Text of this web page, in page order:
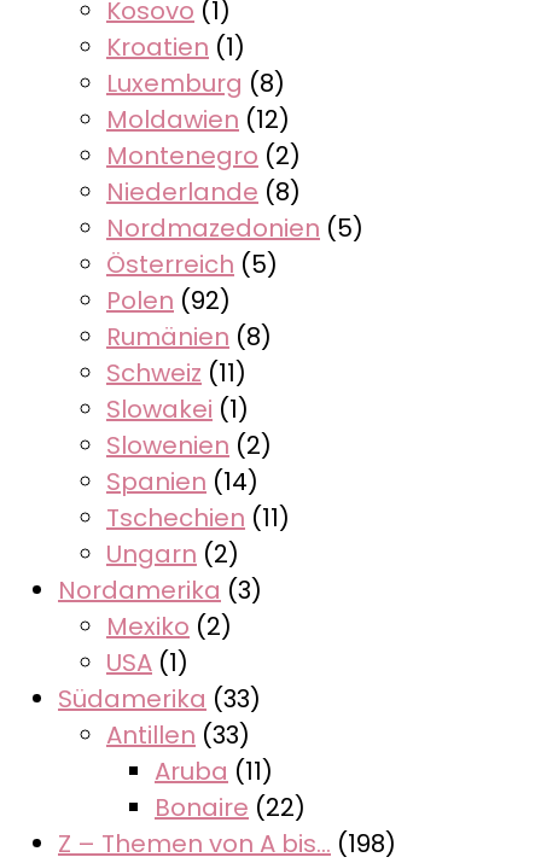
Kosovo (1)
Kroatien (1)
Luxemburg (8)
Moldawien (12)
Montenegro (2)
Niederlande (8)
Nordmazedonien (5)
Österreich (5)
Polen (92)
Rumänien (8)
Schweiz (11)
Slowakei (1)
Slowenien (2)
Spanien (14)
Tschechien (11)
Ungarn (2)
Nordamerika (3)
Mexiko (2)
USA (1)
Südamerika (33)
Antillen (33)
Aruba (11)
Bonaire (22)
Z – Themen von A bis… (198)